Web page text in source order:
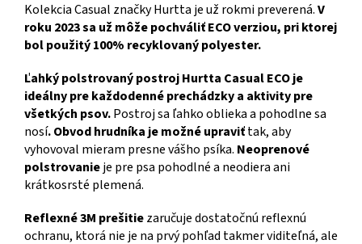
Kolekcia Casual značky Hurtta je už rokmi preverená.V
roku 2023 sa už môže pochváliť ECO verziou, pri ktorej
bol použitý 100% recyklovaný polyester.
Ľahký polstrovaný postroj Hurtta Casual ECO je
ideálny pre každodenné prechádzky a aktivity pre
všetkých psov.Postroj sa ľahko oblieka a pohodlne sa
nosí. Obvod hrudníka je možné upraviťtak, aby
vyhovoval mieram presne vášho psíka. Neoprenové
polstrovanieje pre psa pohodlné a neodiera ani
krátkosrsté plemená.
Reflexné 3M prešitiezaručuje dostatočnú reflexnú
ochranu, ktorá nie je na prvý pohľad takmer viditeľná, ale